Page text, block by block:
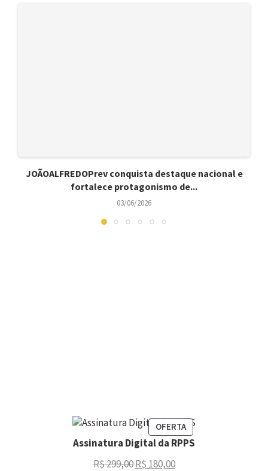
JOÃOALFREDOPrev conquista destaque nacional e
fortalece protagonismo de...
03/06/2026
OFERTA
Assinatura Digital da RPPS
R$299,00 R$ 180,00